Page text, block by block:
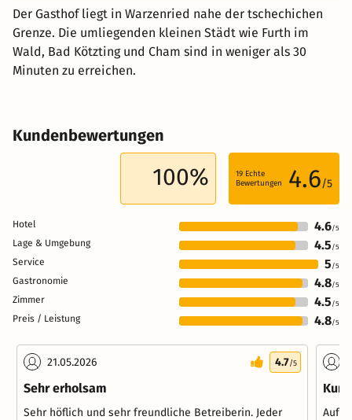
Der Gasthof liegt in Warzenried nahe der tschechichen
Grenze. Die umliegenden kleinen Städt wie Furth im
Wald, Bad Kötzting und Cham sind in weniger als 30
Minuten zu erreichen.
Kundenbewertungen
100% 19 Echte
Bewertungen
4.6/5
Hotel 4.6/5
Lage & Umgebung 4.5 /5
Service 5 /5
Gastronomie 4.8/5
Zimmer 4.5 /5
Preis / Leistung 4.8/5
21.05.2026 4.7/5
Sehr erholsam
Sehr höflich und sehr freundliche Betreiberin. Jeder
Auf